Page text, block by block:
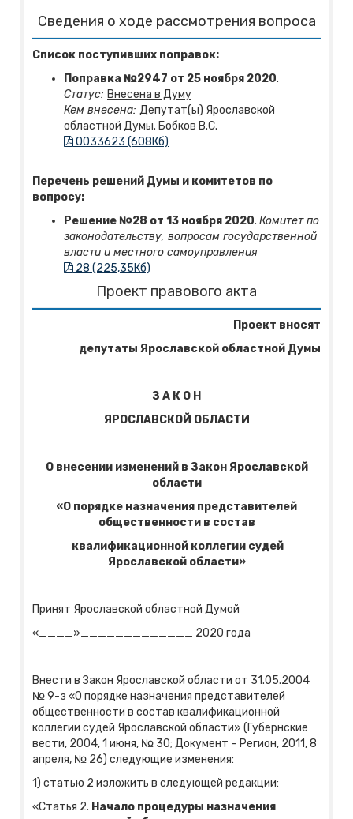
Сведения о ходе рассмотрения вопроса
Список поступивших поправок:
Поправка №2947 от 25 ноября 2020.
Статус: Внесена в Думу
Кем внесена: Депутат(ы) Ярославской
областной Думы. Бобков В.С.
0033623 (608Кб)
Перечень решений Думы и комитетов по
вопросу:
Решение №28 от 13 ноября 2020. Комитет по
законодательству, вопросам государственной
власти и местного самоуправления
28 (225,35Кб)
Проект правового акта
Проект вносят
депутаты Ярославской областной Думы
З А К О Н
ЯРОСЛАВСКОЙ ОБЛАСТИ
О внесении изменений в Закон Ярославской
области
«О порядке назначения представителей
общественности в состав
квалификационной коллегии судей
Ярославской области»
Принят Ярославской областной Думой
«____»_____________ 2020 года
Внести в Закон Ярославской области от 31.05.2004
№ 9-з «О порядке назначения представителей
общественности в состав квалификационной
коллегии судей Ярославской области» (Губернские
вести, 2004, 1 июня, № 30; Документ – Регион, 2011, 8
апреля, № 26) следующие изменения:
1) статью 2 изложить в следующей редакции:
«Статья 2. Начало процедуры назначения